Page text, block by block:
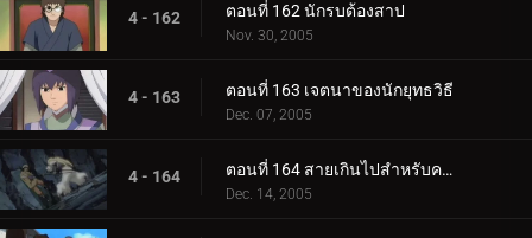
4 - 162 ตอนที่ 162 นักรบต้องสาป
Nov. 30, 2005
4 - 163 ตอนที่ 163 เจตนาของนักยุทธวิธี
Dec. 07, 2005
4 - 164 ตอนที่ 164 สายเกินไปสำหรับความช่วยเหลือ
Dec. 14, 2005